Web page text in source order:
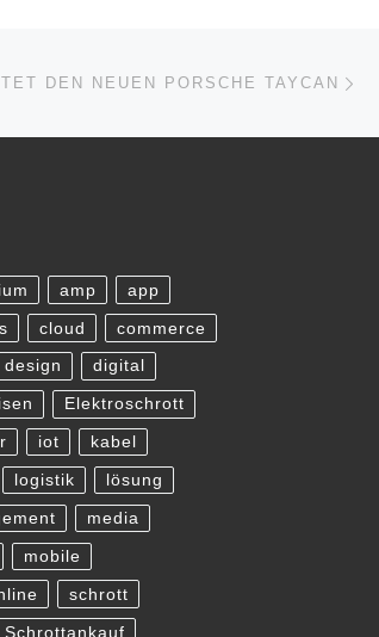
DEN NEUEN PORSCHE TAYCAN
amp app
cloud commerce
design digital
Elektroschrott
iot kabel
logistik lösung
media
mobile
schrott
Schrottankauf